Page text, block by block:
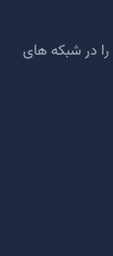
را در شبکه های